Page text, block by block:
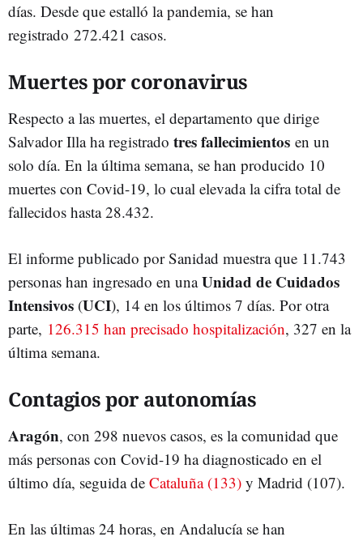
días. Desde que estalló la pandemia, se han
registrado 272.421 casos.
Muertes por coronavirus
Respecto a las muertes, el departamento que dirige
Salvador Illa ha registrado tres fallecimientos en un
solo día. En la última semana, se han producido 10
muertes con Covid-19, lo cual elevada la cifra total de
fallecidos hasta 28.432.
El informe publicado por Sanidad muestra que 11.743
personas han ingresado en unaUnidad de Cuidados
Intensivos (UCI), 14 en los últimos 7 días. Por otra
parte, 126.315 han precisado hospitalización, 327 en la
última semana.
Contagios por autonomías
Aragón, con 298 nuevos casos, es la comunidad que
más personas con Covid-19 ha diagnosticado en el
último día, seguida de Cataluña (133) y Madrid (107).
En las últimas 24 horas, en Andalucía se han